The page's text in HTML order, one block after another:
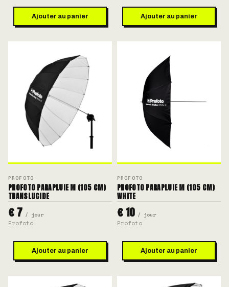
Ajouter au panier Ajouter au panier
PROFOTO
PROFOTO PARAPLUIE M (105 CM)
TRANSLUCIDE
€ 7 / jour
Profoto
Ajouter au panier
PROFOTO
PROFOTO PARAPLUIE M (105 CM)
WHITE
€ 10 / jour
Profoto
Ajouter au panier